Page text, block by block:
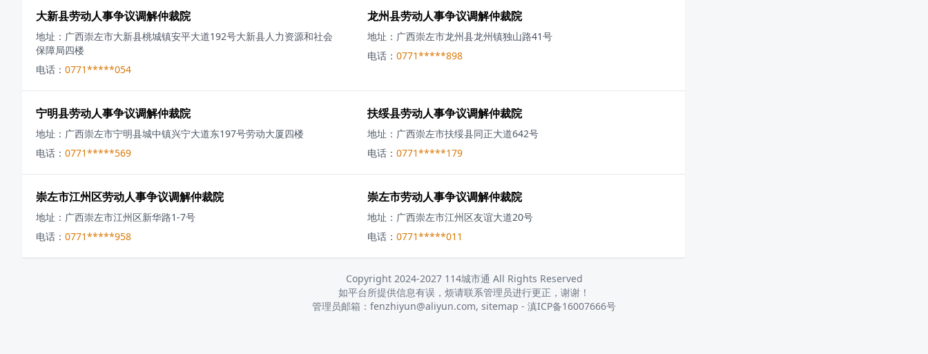
大新县劳动人事争议调解仲裁院
地址： 广西崇左市大新县桃城镇安平大道192号大新县人力资源和社会
保障局四楼
电话： 0771*****054
龙州县劳动人事争议调解仲裁院
地址： 广西崇左市龙州县龙州镇独山路41号
电话： 0771*****898
宁明县劳动人事争议调解仲裁院
地址： 广西崇左市宁明县城中镇兴宁大道东197号劳动大厦四楼
电话： 0771*****569
扶绥县劳动人事争议调解仲裁院
地址： 广西崇左市扶绥县同正大道642号
电话： 0771*****179
崇左市江州区劳动人事争议调解仲裁院
地址： 广西崇左市江州区新华路1-7号
电话： 0771*****958
崇左市劳动人事争议调解仲裁院
地址： 广西崇左市江州区友谊大道20号
电话： 0771*****011
Copyright 2024-2027 114城市通 All Rights Reserved
如平台所提供信息有误，烦请联系管理员进行更正，谢谢！
管理员邮箱：fenzhiyun@aliyun.com, sitemap - 滇ICP备16007666号